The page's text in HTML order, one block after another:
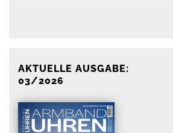
AKTUELLE AUSGABE:
03/2026